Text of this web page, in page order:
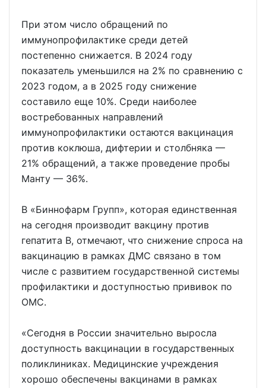
При этом число обращений по
иммунопрофилактике среди детей
постепенно снижается. В 2024 году
показатель уменьшился на 2% по сравнению с
2023 годом, а в 2025 году снижение
составило еще 10%. Среди наиболее
востребованных направлений
иммунопрофилактики остаются вакцинация
против коклюша, дифтерии и столбняка —
21% обращений, а также проведение пробы
Манту — 36%.
В «Биннофарм Групп», которая единственная
на сегодня производит вакцину против
гепатита B, отмечают, что снижение спроса на
вакцинацию в рамках ДМС связано в том
числе с развитием государственной системы
профилактики и доступностью прививок по
ОМС.
«Сегодня в России значительно выросла
доступность вакцинации в государственных
поликлиниках. Медицинские учреждения
хорошо обеспечены вакцинами в рамках